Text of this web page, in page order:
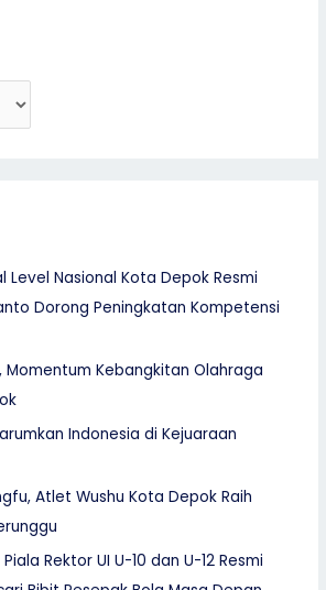
Level Nasional Kota Depok Resmi
Dorong Peningkatan Kompetensi
Momentum Kebangkitan Olahraga
Indonesia di Kejuaraan
Atlet Wushu Kota Depok Raih
Rektor UI U-10 dan U-12 Resmi